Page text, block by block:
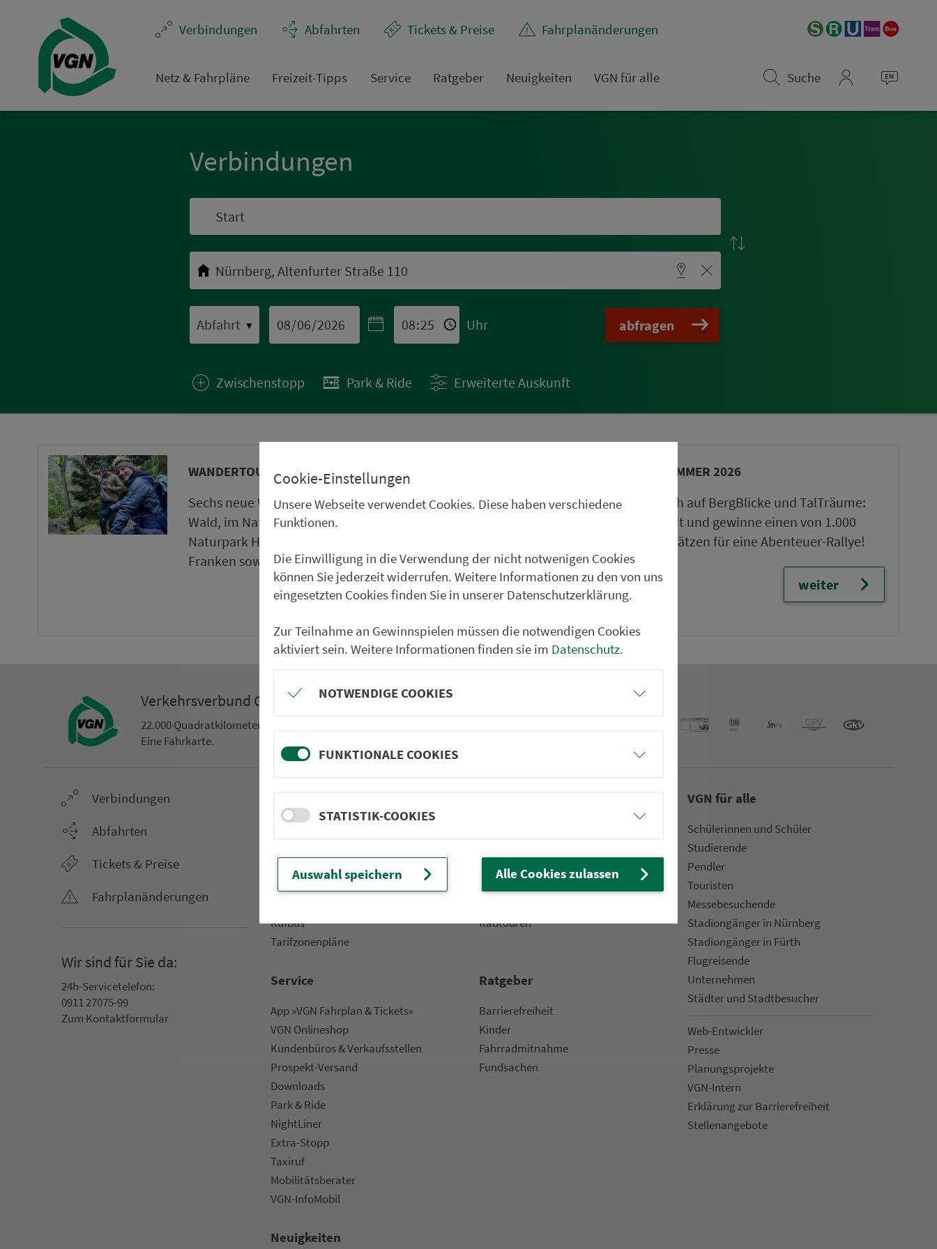
Ver­bin­dungen
Abfahrten Tickets & Preise Fahr­plan­ände­rungen
Netz & Fahrpläne Frei­zeit-Tipps Service Rat­ge­ber Neuigkeiten VGN für alle
Suche
Ver­bin­dungen
▼ Uhr abfragen
Zwischenstopp Park & Ride Erweiterte Auskunft
WANDERTOUREN UND STÄDTETIPPS
Sechs neue Wandertouren im Oberpfälzer
Wald, im Naturpark Frankenwald, im
Naturpark Haßberge und im Weinparadies
Franken sowie ein neuer Städtetipp in Roth.
weiter
VGN-SOMMER 2026
Freu dich auf BergBlicke und TalTräume:
Mach mit und gewinne einen von 1.000
Team-Plätzen für eine Abenteuer-Rallye!
weiter
Ver­kehrs­ver­bund Groß­raum Nürn­berg
22.000 Qua­drat­ki­lo­me­ter. 130 Ver­kehrs­un­ter­neh­men. 1.100 Linien.
Eine Fahr­kar­te.
Ver­bin­dungen
Abfahrten
Tickets & Preise
Fahr­plan­ände­rungen
Wir sind für Sie da:
24h-Ser­vice­te­le­fon:
0911 27075-99
Zum Kon­taktformular
Netz & Fahrpläne
AST-Aus­hang­fahr­plä­ne
Rufbus
Ta­rif­zo­nen­plä­ne
Frei­zeit-Tipps
Wandern
Radtouren
Service
App »VGN Fahrplan & Tickets«
VGN On­line­shop
Kun­den­bü­ros & Ver­kaufs­stel­len
Prospekt-Versand
Downloads
Park & Ride
NightLiner
Extra-Stopp
Taxiruf
Mo­bi­li­täts­be­ra­ter
VGN-InfoMobil
Rat­ge­ber
Bar­ri­e­re­frei­heit
Kinder
Fahr­rad­mit­nah­me
Fund­sachen
Neuigkeiten
VGN für alle
Schülerinnen und Schüler
Stu­die­rende
Pendler
Touristen
Mes­se­be­suchende
Sta­di­on­gän­ger in Nürn­berg
Sta­di­on­gän­ger in Fürth
Flug­rei­sen­de
Un­ter­neh­men
Städter und Stadt­be­su­cher
Web-Entwickler
Presse
Pla­nungs­pro­jekte
VGN-Intern
Erklärung zur Bar­ri­e­re­frei­heit
Stellenan­ge­bote
Cookie-Einstellungen
Unsere Webseite verwendet Cookies. Diese haben verschiedene
Funktionen.
Die Einwilligung in die Verwendung der nicht notwenigen Cookies
können Sie jederzeit widerrufen. Weitere Informationen zu den von uns
eingesetzten Cookies finden Sie in unserer Datenschutzerklärung.
Zur Teilnahme an Gewinnspielen müssen die notwendigen Cookies
aktiviert sein. Weitere Informationen finden sie im Datenschutz.
NOTWENDIGE COOKIES
FUNKTIONALE COOKIES
STATISTIK-COOKIES
Auswahl speichern Alle Cookies zulassen